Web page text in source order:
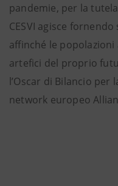
pandemie, per la
CESVI agisce
affinché le
artefici del proprio
l’Oscar di Bilancio per
network europeo